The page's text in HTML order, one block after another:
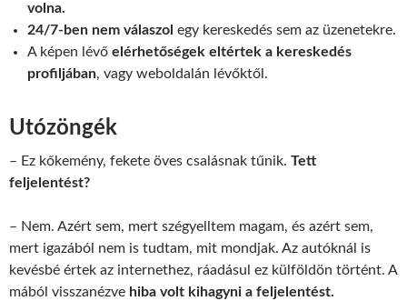
volna.
24/7-ben nem válaszol egy kereskedés sem az üzenetekre.
A képen lévő elérhetőségek eltértek a kereskedés
profiljában, vagy weboldalán lévőktől.
Utózöngék
– Ez kőkemény, fekete öves csalásnak tűnik. Tett
feljelentést?
– Nem. Azért sem, mert szégyelltem magam, és azért sem,
mert igazából nem is tudtam, mit mondjak. Az autóknál is
kevésbé értek az internethez, ráadásul ez külföldön történt. A
mából visszanézve hiba volt kihagyni a feljelentést.